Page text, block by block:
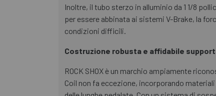
Inoltre, il tubo sterzo in alluminio da 1 1/8
per essere abbinata ai sistemi V-Brake, la
condizioni difficili.
Costruzione robusta e affidabile
ROCK SHOX è un marchio ampiamente
Coil non fa eccezione, incorporando